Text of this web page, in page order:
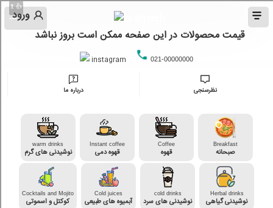
ورود
قیمت محصولات در این صفحه ممکن است بروز نباشد
instagram 021-00000000
درباره ما نظرسنجی
Breakfast
صبحانه
Coffee
قهوه
Instant coffee
قهوه دمی
warm drinks
نوشیدنی های گرم
Herbal drinks
نوشیدنی گیاهی
cold drinks
نوشیدنی های سرد
Cold juices
آبمیوه های طبیعی
Cocktails and Mojito
کوکتل و اسموتی
👍
2 👍
1